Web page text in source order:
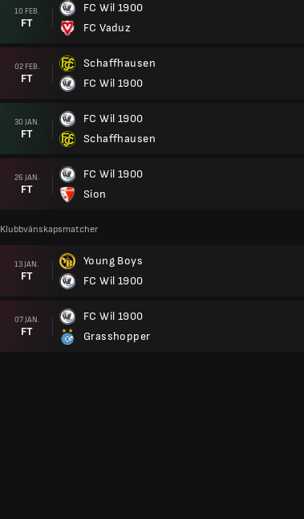
10 FEB.
FT
FC Wil 1900
FC Vaduz
02 FEB.
FT
Schaffhausen
FC Wil 1900
30 JAN.
FT
FC Wil 1900
Schaffhausen
26 JAN.
FT
FC Wil 1900
Sion
Klubbvänskapsmatcher
13 JAN.
FT
Young Boys
FC Wil 1900
07 JAN.
FT
FC Wil 1900
Grasshopper